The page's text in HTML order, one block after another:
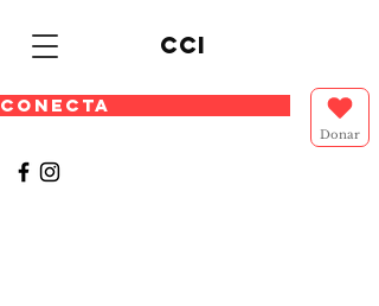
cci
CONECTA
Donar